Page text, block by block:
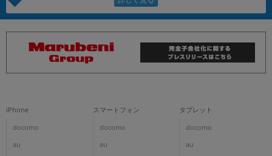
iPhone
docomo
au
スマートフォン
docomo
au
タブレット
docomo
au